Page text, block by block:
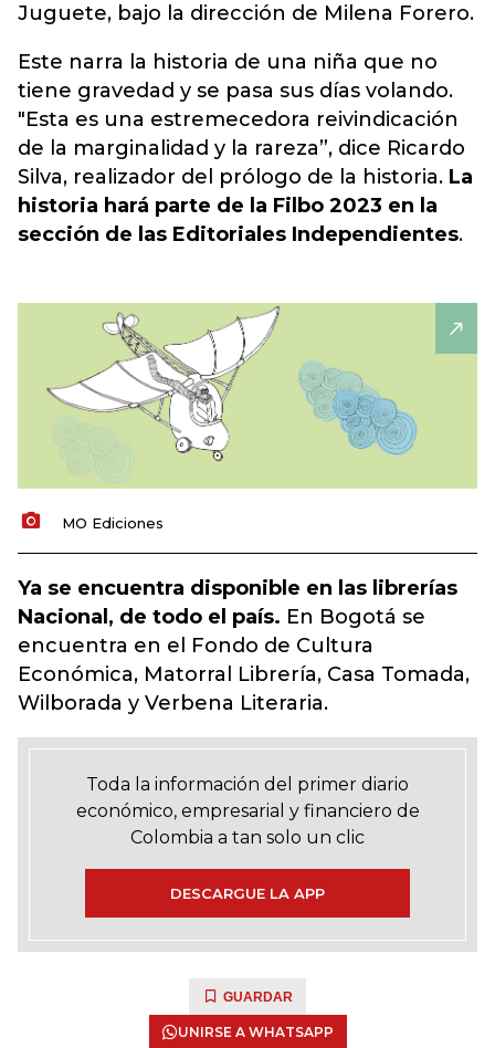
Juguete, bajo la dirección de Milena Forero.
Este narra la historia de una niña que no
tiene gravedad y se pasa sus días volando.
"Esta es una estremecedora reivindicación
de la marginalidad y la rareza”, dice Ricardo
Silva, realizador del prólogo de la historia. La
historia hará parte de la Filbo 2023 en la
sección de las Editoriales Independientes.
MO Ediciones
Ya se encuentra disponible en las librerías
Nacional, de todo el país. En Bogotá se
encuentra en el Fondo de Cultura
Económica, Matorral Librería, Casa Tomada,
Wilborada y Verbena Literaria.
Toda la información del primer diario
económico, empresarial y financiero de
Colombia a tan solo un clic
DESCARGUE LA APP
GUARDAR
UNIRSE A WHATSAPP